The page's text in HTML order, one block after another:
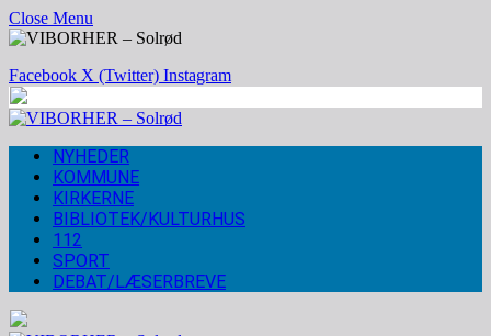
Close Menu
Facebook X (Twitter) Instagram
NYHEDER
KOMMUNE
KIRKERNE
BIBLIOTEK/KULTURHUS
112
SPORT
DEBAT/LÆSERBREVE